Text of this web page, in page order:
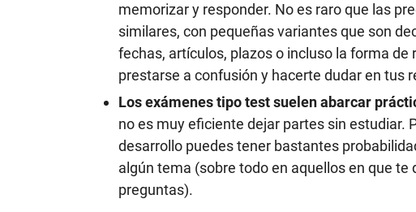
memorizar y responder. No es raro que las
similares, con pequeñas variantes que son
fechas, artículos, plazos o incluso la forma
prestarse a confusión y hacerte dudar en tus
Los exámenes tipo test suelen abarcar
no es muy eficiente dejar partes sin estudiar.
desarrollo puedes tener bastantes
algún tema (sobre todo en aquellos en que
preguntas).